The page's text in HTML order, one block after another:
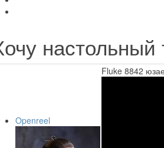
настольный
Openreel
Fluke 8842